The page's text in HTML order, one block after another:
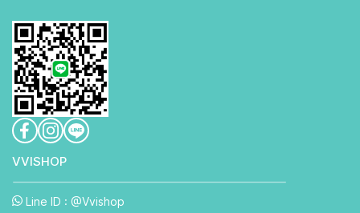
VVISHO P
Line ID : @Vvishop